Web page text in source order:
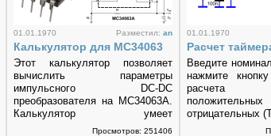
01.01.1970 Разместил: an
Калькулятор для MC34063
Этот калькулятор позволяет
вычислить параметры
импульсного DC-DC
преобразователя на MC34063A.
Калькулятор умеет
рассчитывать повышающие,
Просмотров: 251406
01.01.1970
Расчет
Введите
нажмите
расчета
отрицательных